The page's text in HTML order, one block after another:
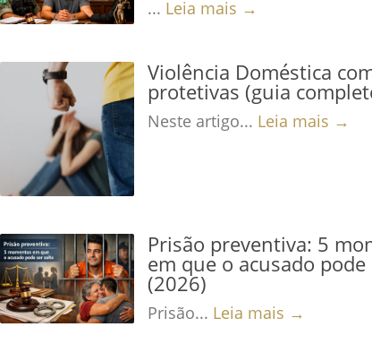
... Leia mais →
Violência Doméstica
protetivas (guia
Neste artigo... Leia mais →
Prisão preventiva: 5
em que o acusado
(2026)
Prisão... Leia mais →